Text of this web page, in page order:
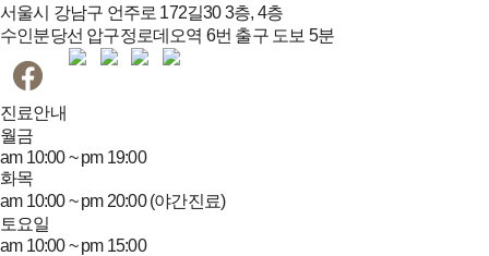
서울시 강남구 언주로 172길30 3층, 4층
수인분당선 압구정로데오역 6번 출구 도보 5분
진료안내
월금
am 10:00 ~ pm 19:00
화목
am 10:00 ~ pm 20:00 (야간진료)
토요일
am 10:00 ~ pm 15:00